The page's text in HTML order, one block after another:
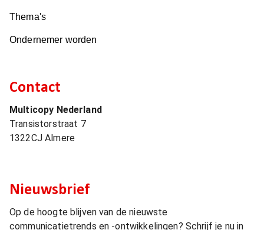
Thema's
Ondernemer worden
Contact
Multicopy Nederland
Transistorstraat 7
1322CJ Almere
Nieuwsbrief
Op de hoogte blijven van de nieuwste
communicatietrends en -ontwikkelingen? Schrijf je nu in